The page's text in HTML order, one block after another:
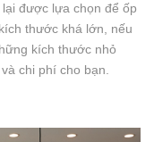
được lựa chọn để ốp
thước khá lớn, nếu
kích thước nhỏ
chi phí cho bạn.